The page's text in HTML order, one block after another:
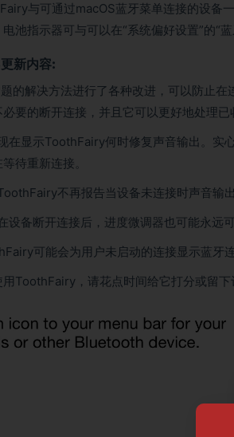
与可通过macOS蓝牙菜单连接的设备
池指示器可与可以在“系统偏好设置”的“
新内容:
的解决方法进行了各种改进，可以防止
要的断开连接，并且它可以更好地处理已
在显示ToothFairy何时修复声音输出。实
待重新连接。
不再报告当设备未连接时声音输出
设备断开连接后，进度微调器也可能永远可
可能会为用户未启动的连接显示蓝牙
ToothFairy，请花点时间给它打分或留下